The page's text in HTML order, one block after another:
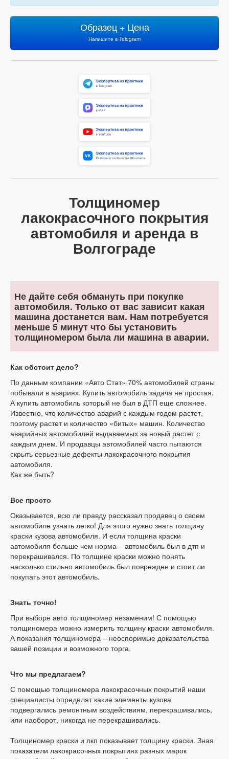
Образец + Цена
Напишите в Telegram
Толщиномер
лакокрасочного покрытия
автомобиля и аренда в
Волгограде
Не дайте себя обмануть при покупке
автомобиля. Только от вас зависит какая
машина достанется вам. Нам потребуется
меньше 5 минут что бы установить
толщиномером была ли машина в аварии.
Как обстоит дело?
По данным компании «Авто Стат» 70% автомобилей страны
побывали в авариях. Купить автомобиль задача не простая.
А купить автомобиль который не был в ДТП еще сложнее.
Известно, что количество аварий с каждым годом растет,
поэтому растет и количество «битых» машин. Количество
аварийных автомобилей выдаваемых за новый растет с
каждым днем. И продавцы автомобилей часто пытаются
скрыть серьезные дефекты лакокрасочного покрытия
автомобиля.
Как же быть?
Все просто
Оказывается, всю ли правду рассказал продавец о своем
автомобиле узнать легко! Для этого нужно знать толщину
краски кузова автомобиля. И если толщина краски
автомобиля больше чем норма – автомобиль был в дтп и
перекрашивался. По толщине краски можно понять
насколько стильно автомобиль был поврежден и стоит ли
покупать этот автомобиль.
Знать точно!
При выборе авто толщиномер незаменим! С помощью
толщиномера можно измерить толщину краски автомобиля.
А показания толщиномера – неоспоримые доказательства
вашей позиции и возможного торга.
Что мы предлагаем?
С помощью толщиномера лакокрасочных покрытий наши
специалисты определят какие элементы кузова
подвергались ремонтным воздействиям, перекрашивались,
или наоборот, никогда не перекрашивались.
Толщиномер краски и лкп показывает толщину краски. Зная
показатели лакокрасочных покрытиях разных марок